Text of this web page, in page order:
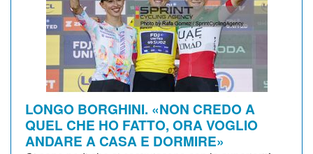
LONGO BORGHINI. «NON CREDO A
QUEL CHE HO FATTO, ORA VOGLIO
ANDARE A CASA E DORMIRE»